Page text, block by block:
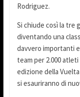
Rodriguez.
Si chiude così la tre
diventando una
davvero importanti
team per 2.000
edizione della
si esauriranno di